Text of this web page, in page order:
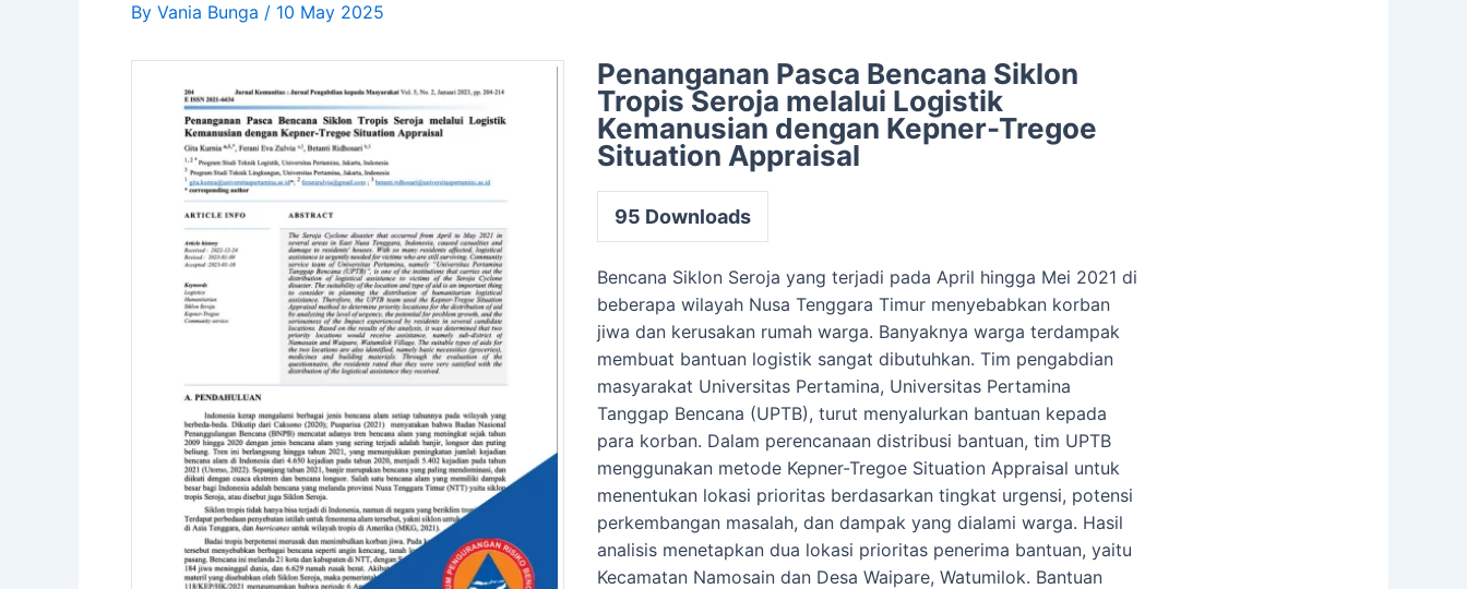
By Vania Bunga / 10 May 2025
Penanganan Pasca Bencana Siklon
Tropis Seroja melalui Logistik
Kemanusian dengan Kepner-Tregoe
Situation Appraisal
95 Downloads
Bencana Siklon Seroja yang terjadi pada April hingga Mei 2021 di
beberapa wilayah Nusa Tenggara Timur menyebabkan korban
jiwa dan kerusakan rumah warga. Banyaknya warga terdampak
membuat bantuan logistik sangat dibutuhkan. Tim pengabdian
masyarakat Universitas Pertamina, Universitas Pertamina
Tanggap Bencana (UPTB), turut menyalurkan bantuan kepada
para korban. Dalam perencanaan distribusi bantuan, tim UPTB
menggunakan metode Kepner-Tregoe Situation Appraisal untuk
menentukan lokasi prioritas berdasarkan tingkat urgensi, potensi
perkembangan masalah, dan dampak yang dialami warga. Hasil
analisis menetapkan dua lokasi prioritas penerima bantuan, yaitu
Kecamatan Namosain dan Desa Waipare, Watumilok. Bantuan